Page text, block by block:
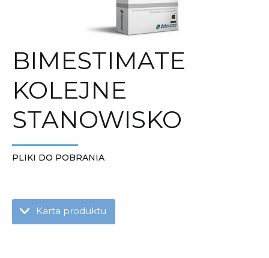
BIMESTIMATE
KOLEJNE
STANOWISKO
PLIKI DO POBRANIA
Karta produktu